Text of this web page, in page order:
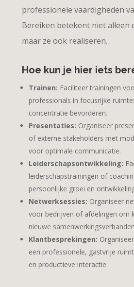
professionele vaardigheden
Bereiken betekent niet alleen
maar ze ook realiseren.
Hoe kun je hier iets
Trainen: Faciliteer trainingen
professionals in focusrijke
concentratie bevorderen.
Presentaties: Organiseer
of externe stakeholders met
voor optimale communicatie.
Leiderschapsontwikkeling:
leiderschapstrainingen of
persoonlijke groei en
Netwerksessies: Organiseer
voor bedrijven of afdelingen om
nieuwe
Klantbesprekingen:
een professionele, gastvrije
en productieve interactie.